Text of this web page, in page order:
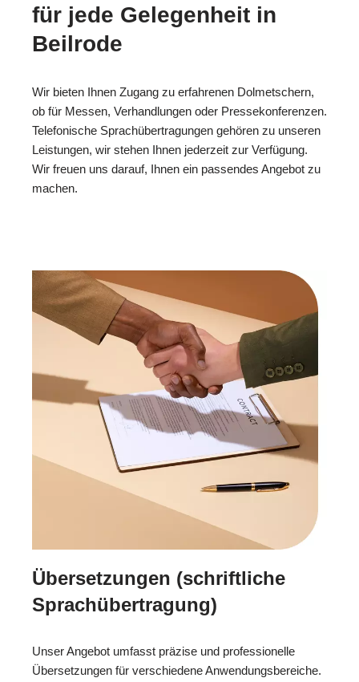
für jede Gelegenheit in
Beilrode
Wir bieten Ihnen Zugang zu erfahrenen Dolmetschern,
ob für Messen, Verhandlungen oder Pressekonferenzen.
Telefonische Sprachübertragungen gehören zu unseren
Leistungen, wir stehen Ihnen jederzeit zur Verfügung.
Wir freuen uns darauf, Ihnen ein passendes Angebot zu
machen.
Übersetzungen (schriftliche
Sprachübertragung)
Unser Angebot umfasst präzise und professionelle
Übersetzungen für verschiedene Anwendungsbereiche.